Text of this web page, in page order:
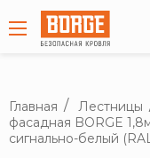
Главная Лестницы
фасадная BORGE
сигнально-белый